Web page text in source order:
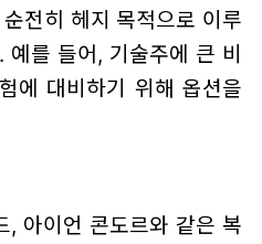
전히 헤지 목적으로 이루
를 들어, 기술주에 큰 비
에 대비하기 위해 옵션을
, 아이언 콘도르와 같은 복